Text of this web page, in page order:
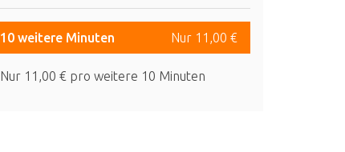
10 weitere Minuten Nur 11,00 €
Nur 11,00 € pro weitere 10 Minuten